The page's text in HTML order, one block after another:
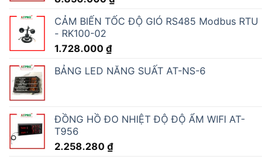
CẢM BIẾN TỐC ĐỘ GIÓ RS485 Modbus RTU
- RK100-02
1.728.000 ₫
BẢNG LED NĂNG SUẤT AT-NS-6
ĐỒNG HỒ ĐO NHIỆT ĐỘ ĐỘ ẨM WIFI AT-
T956
2.258.280 ₫